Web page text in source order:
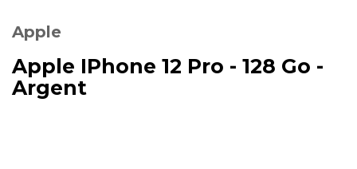
Apple
Apple IPhone 12 Pro - 128 Go -
Argent